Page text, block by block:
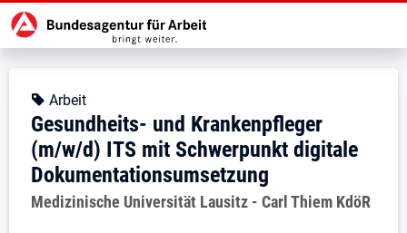
Zur Jobsuche Startseite
Stellendetails zu: Gesundheits-
Gesundheits- und
Gesundheits- und
Kopfbereich
Angebotsart:
Arbeit
Gesundheits- und Krankenpfleger
(m/w/d) ITS mit Schwerpunkt digitale
Dokumentationsumsetzung
Arbeitgeber:
Medizinische Universität Lausitz - Carl Thiem KdöR